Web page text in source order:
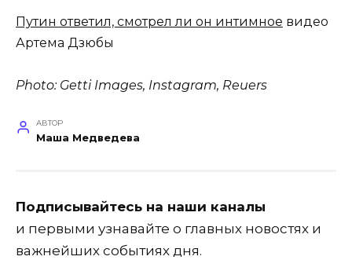
Путин ответил, смотрел ли он интимное видео
Артема Дзюбы
Photo: Getti Images, Instagram, Reuers
АВТОР
Маша Медведева
Подписывайтесь на наши каналы
и первыми узнавайте о главных новостях и
важнейших событиях дня.